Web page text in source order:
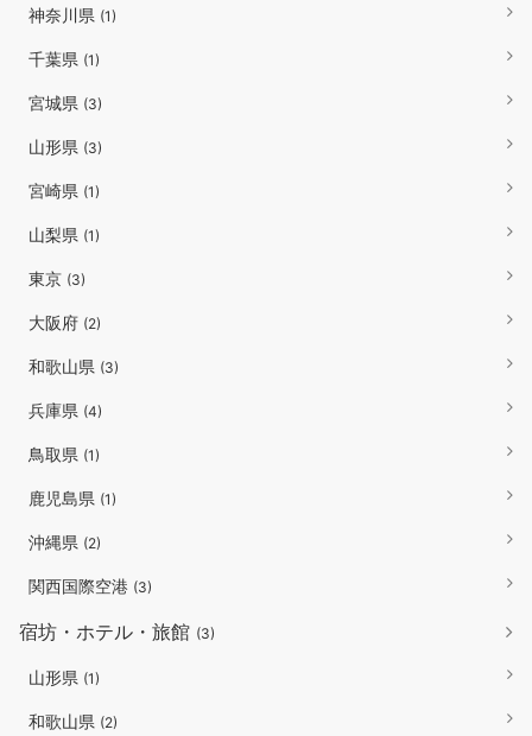
神奈川県 (1)
千葉県 (1)
宮城県 (3)
山形県 (3)
宮崎県 (1)
山梨県 (1)
東京 (3)
大阪府 (2)
和歌山県 (3)
兵庫県 (4)
鳥取県 (1)
鹿児島県 (1)
沖縄県 (2)
関西国際空港 (3)
宿坊・ホテル・旅館 (3)
山形県 (1)
和歌山県 (2)